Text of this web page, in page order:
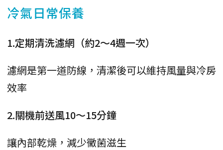
冷氣日常保養
1.定期清洗濾網（約2～4週一次）
濾網是第一道防線，清潔後可以維持風量與冷房
效率
2.關機前送風10～15分鐘
讓內部乾燥，減少黴菌滋生